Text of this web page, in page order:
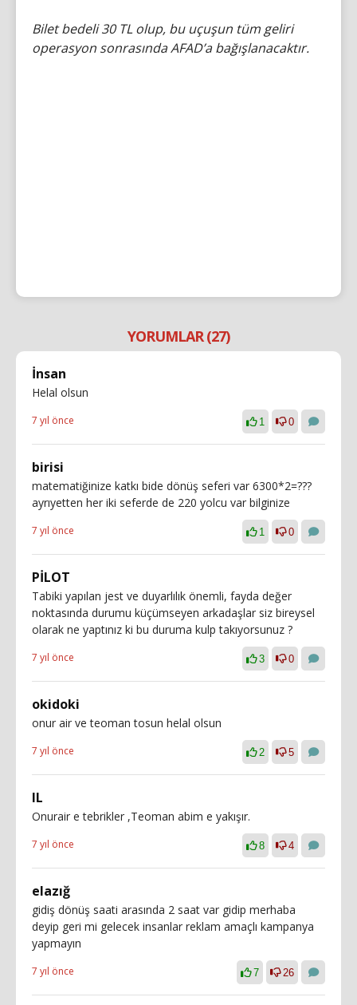
Bilet bedeli 30 TL olup, bu uçuşun tüm geliri
operasyon sonrasında AFAD’a bağışlanacaktır.
YORUMLAR (27)
İnsan
Helal olsun
7 yıl önce 1 0
birisi
matematiğinize katkı bide dönüş seferi var 6300*2=???
ayrıyetten her iki seferde de 220 yolcu var bilginize
7 yıl önce 1 0
PİLOT
Tabiki yapılan jest ve duyarlılık önemli, fayda değer
noktasında durumu küçümseyen arkadaşlar siz bireysel
olarak ne yaptınız ki bu duruma kulp takıyorsunuz ?
7 yıl önce 3 0
okidoki
onur air ve teoman tosun helal olsun
7 yıl önce 2 5
IL
Onurair e tebrikler ,Teoman abim e yakışır.
7 yıl önce 8 4
elazığ
gidiş dönüş saati arasında 2 saat var gidip merhaba
deyip geri mi gelecek insanlar reklam amaçlı kampanya
yapmayın
7 yıl önce 7 26